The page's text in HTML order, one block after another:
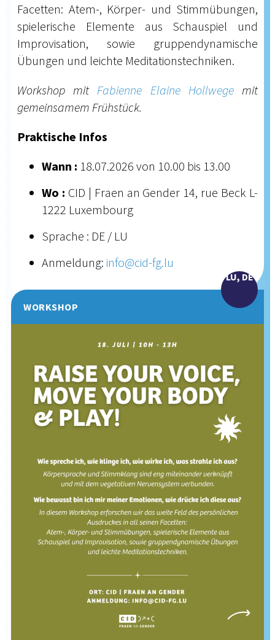
Facetten: Atem-, Körper- und Stimmübungen,
spielerische Elemente aus Schauspiel und
Improvisation, sowie gruppendynamische
Übungen und leichte Meditationstechniken.
Workshop mitFabienne Elaine Hollwegemit
gemeinsamem Frühstück.
Praktische Infos
Wann : 18.07.2026 von 10.00 bis 13.00
Wo : CID | Fraen an Gender 14, rue Beck L-
1222 Luxembourg
Sprache : DE / LU
Anmeldung: info@cid-fg.lu
WORKSHOP
LU, DE